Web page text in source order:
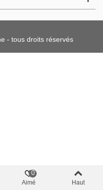
- tous droits réservés
Aimé
0
Haut